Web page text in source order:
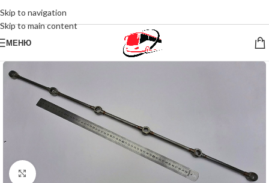
Skip to navigation
Skip to main content
МЕНЮ
Нажмите, чтобы увеличить